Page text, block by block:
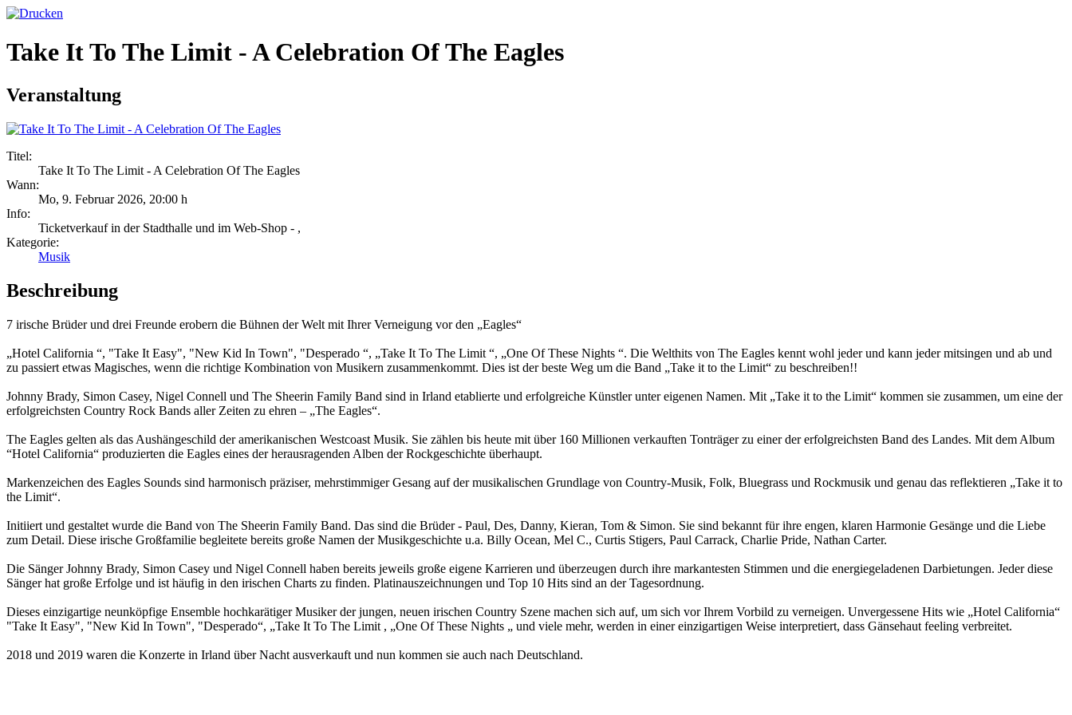
Take It To The Limit - A Celebration Of The Eagles
Veranstaltung
Titel:
Take It To The Limit - A Celebration Of The Eagles
Wann:
Mo, 9. Februar 2026, 20:00 h
Info:
Ticketverkauf in der Stadthalle und im Web-Shop - ,
Kategorie:
Musik
Beschreibung
7 irische Brüder und drei Freunde erobern die Bühnen der Welt mit Ihrer Verneigung vor den „Eagles“
„Hotel California “, "Take It Easy", "New Kid In Town", "Desperado “, „Take It To The Limit “, „One Of These Nights “. Die Welthits von The Eagles kennt wohl jeder und kann jeder mitsingen und ab und
zu passiert etwas Magisches, wenn die richtige Kombination von Musikern zusammenkommt. Dies ist der beste Weg um die Band „Take it to the Limit“ zu beschreiben!!
Johnny Brady, Simon Casey, Nigel Connell und The Sheerin Family Band sind in Irland etablierte und erfolgreiche Künstler unter eigenen Namen. Mit „Take it to the Limit“ kommen sie zusammen, um eine der
erfolgreichsten Country Rock Bands aller Zeiten zu ehren – „The Eagles“.
The Eagles gelten als das Aushängeschild der amerikanischen Westcoast Musik. Sie zählen bis heute mit über 160 Millionen verkauften Tonträger zu einer der erfolgreichsten Band des Landes. Mit dem Album
“Hotel California“ produzierten die Eagles eines der herausragenden Alben der Rockgeschichte überhaupt.
Markenzeichen des Eagles Sounds sind harmonisch präziser, mehrstimmiger Gesang auf der musikalischen Grundlage von Country-Musik, Folk, Bluegrass und Rockmusik und genau das reflektieren „Take it to
the Limit“.
Initiiert und gestaltet wurde die Band von The Sheerin Family Band. Das sind die Brüder - Paul, Des, Danny, Kieran, Tom & Simon. Sie sind bekannt für ihre engen, klaren Harmonie Gesänge und die Liebe
zum Detail. Diese irische Großfamilie begleitete bereits große Namen der Musikgeschichte u.a. Billy Ocean, Mel C., Curtis Stigers, Paul Carrack, Charlie Pride, Nathan Carter.
Die Sänger Johnny Brady, Simon Casey und Nigel Connell haben bereits jeweils große eigene Karrieren und überzeugen durch ihre markantesten Stimmen und die energiegeladenen Darbietungen. Jeder diese
Sänger hat große Erfolge und ist häufig in den irischen Charts zu finden. Platinauszeichnungen und Top 10 Hits sind an der Tagesordnung.
Dieses einzigartige neunköpfige Ensemble hochkarätiger Musiker der jungen, neuen irischen Country Szene machen sich auf, um sich vor Ihrem Vorbild zu verneigen. Unvergessene Hits wie „Hotel California“
"Take It Easy", "New Kid In Town", "Desperado“, „Take It To The Limit , „One Of These Nights „ und viele mehr, werden in einer einzigartigen Weise interpretiert, dass Gänsehaut feeling verbreitet.
2018 und 2019 waren die Konzerte in Irland über Nacht ausverkauft und nun kommen sie auch nach Deutschland.